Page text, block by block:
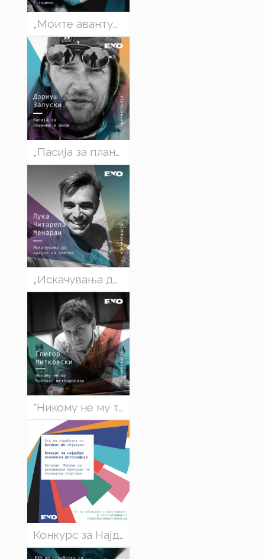
„Моите авантури во изминатите 7 години“ - Марко Презељ (Словенија)
„Пасија за планини и филм“ – Дариуш Залуски (Полска)
„Искачувања до крајот на светот“ - Лука Читарела Менарди
"Никому не му требаат метеоролози" - Глигор Митковски
Конкурс за Најдобра планинска фотографија на ЕХО 2022